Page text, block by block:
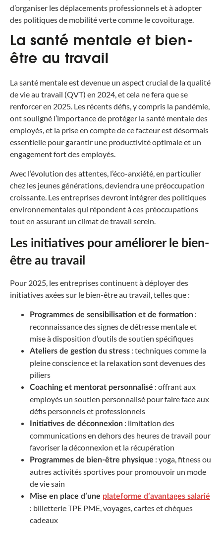
d’organiser les déplacements professionnels et à adopter
des politiques de mobilité verte comme le covoiturage.
La santé mentale et bien-
être au travail
La santé mentale est devenue un aspect crucial de la qualité
de vie au travail (QVT) en 2024, et cela ne fera que se
renforcer en 2025. Les récents défis, y compris la pandémie,
ont souligné l’importance de protéger la santé mentale des
employés, et la prise en compte de ce facteur est désormais
essentielle pour garantir une productivité optimale et un
engagement fort des employés.
Avec l’évolution des attentes, l’éco-anxiété, en particulier
chez les jeunes générations, deviendra une préoccupation
croissante. Les entreprises devront intégrer des politiques
environnementales qui répondent à ces préoccupations
tout en assurant un climat de travail serein.
Les initiatives pour améliorer le bien-
être au travail
Pour 2025, les entreprises continuent à déployer des
initiatives axées sur le bien-être au travail, telles que :
Programmes de sensibilisation et de formation :
reconnaissance des signes de détresse mentale et
mise à disposition d’outils de soutien spécifiques
Ateliers de gestion du stress : techniques comme la
pleine conscience et la relaxation sont devenues des
piliers
Coaching et mentorat personnalisé : offrant aux
employés un soutien personnalisé pour faire face aux
défis personnels et professionnels
Initiatives de déconnexion : limitation des
communications en dehors des heures de travail pour
favoriser la déconnexion et la récupération
Programmes de bien-être physique : yoga, fitness ou
autres activités sportives pour promouvoir un mode
de vie sain
Mise en place d’une plateforme d’avantages salarié
: billetterie TPE PME, voyages, cartes et chèques
cadeaux